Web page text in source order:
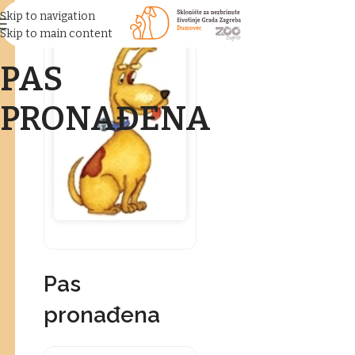
Skip to navigation
Skip to main content
PAS
PRONAĐENA
Pas
pronađena